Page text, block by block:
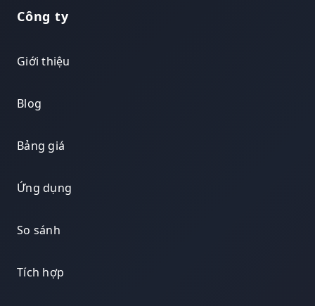
Công ty
Giới thiệu
Blog
Bảng giá
Ứng dụng
So sánh
Tích hợp